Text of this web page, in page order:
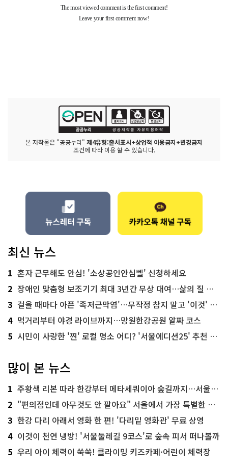
본 저작물은 "공공누리" 제4유형:출처표시+상업적 이용금지+변경금지
조건에 따라 이용 할 수 있습니다.
최신 뉴스
1 혼자 근무해도 안심! '소상공인안심벨' 신청하세요
2 장애인 맞춤형 보조기기 최대 3년간 무상 대여…삶의 질 높인다
3 걸을 때마다 아픈 '족저근막염'…무작정 참지 말고 '이것' 해보세요!
4 먹거리부터 야경 라이브까지…망원한강공원 알짜 코스
5 시민이 사랑한 '찐' 로컬 명소 어디? '서울에디션25' 추천 코스
많이 본 뉴스
1 주황색 리본 따라 한강부터 메타세쿼이아 숲길까지…서울둘레길 15코스
2 "편의점인데 아무것도 안 팔아요" 서울에서 가장 특별한 편의점의 정체
3 한강 다리 아래서 영화 한 편! '다리밑 영화관' 무료 상영
4 이것이 천연 냉방! '서울둘레길 9코스'로 숲속 피서 떠나볼까
5 우리 아이 체력이 쑥쑥! 클라이밍 키즈카페·어린이 체력장